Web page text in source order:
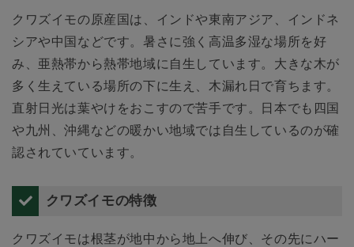
クワズイモの原産国は、インドや東南アジア、インドネ
シアや中国などです。暑さに強く高温多湿な場所を好
み、亜熱帯から熱帯地域に自生しています。大きな木が
多く生えている場所の下に生え、木漏れ日で育ちます。
直射日光は葉やけをおこすので苦手です。日本でも四国
や九州、沖縄などの暖かい地域では自生しているのが確
認されていています。
クワズイモの特徴
クワズイモは根茎が地中から地上へ伸び、その先にハー